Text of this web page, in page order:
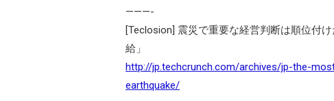
———-
[Teclosion] 震災で重要な経営判断は順位付
給」
http://jp.techcrunch.com/archives/jp-the-
earthquake/